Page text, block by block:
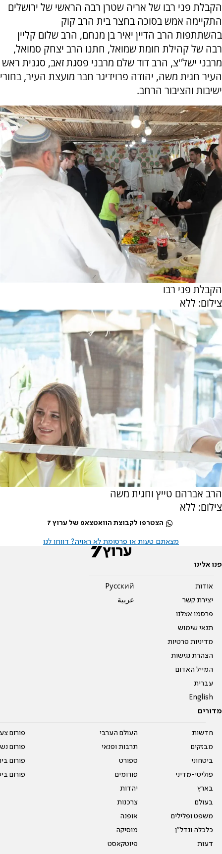
הקבלת פני רבו של אריה שטרן רבה הראשי של ירושלים
התקיימה אמש בסוכה בחצר בית הרב קוק
בהשתתפות הרב הדיין יאיר בן מנחם, הרב שלום קליין
רבה של קהילת חומת שמואל, חתנו הרב יצחק סמואל,
מרבני ישל"צ, הרב דוד שלם מרבני פסגת זאב, סגנית ראש
העיר חגית משה, יהודה פרוידיגר חבר מועצת העיר, בחורי
ישיבות והציבור הרחב.
הקבלת פני רבו
צילום: ללא
הרב אברהם טייץ וחגית משה
צילום: ללא
הצטרפו לקבוצת הוואטצאפ של ערוץ 7
מצאתם טעות או פרסומת לא ראויה? דווחו לנו
פנו אלינו
אודות
יצירת קשר
פרסמו אצלנו
תנאי שימוש
מדיניות פרטיות
הצהרת נגישות
המייל האדום
עברית
English
Pусский
عربية
מדורים
חדשות
מבזקים
ביטחוני
פוליטי-מדיני
בארץ
בעולם
משפט ופלילים
כלכלה ונדל"ן
דעות
העולם הערבי
תרבות ופנאי
ספורט
פורומים
יהדות
צרכנות
אופנה
מוסיקה
פיוטקאסט
פורום
פורום
פורום
פורום